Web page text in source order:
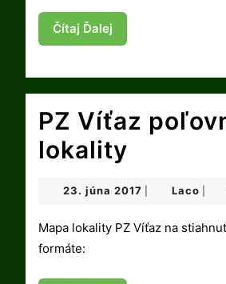
Čítaj Ďalej
Ďalej
PZ Víťaz
lokality
Víťaz
poľovné
lokality
23. júna 2017 23.
2017
LacoLaco
Mapa lokality PZ Víťaz na stiahnutie v PDF
formáte: